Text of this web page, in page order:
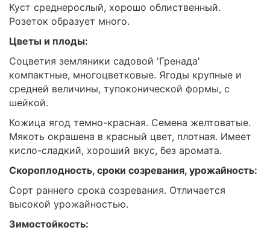
Куст среднерослый, хорошо облиственный.
Розеток образует много.
Цветы и плоды:
Соцветия земляники садовой 'Гренада'
компактные, многоцветковые. Ягоды крупные и
средней величины, тупоконической формы, с
шейкой.
Кожица ягод темно-красная. Семена желтоватые.
Мякоть окрашена в красный цвет, плотная. Имеет
кисло-сладкий, хороший вкус, без аромата.
Скороплодность, сроки созревания, урожайность:
Сорт раннего срока созревания. Отличается
высокой урожайностью.
Зимостойкость: